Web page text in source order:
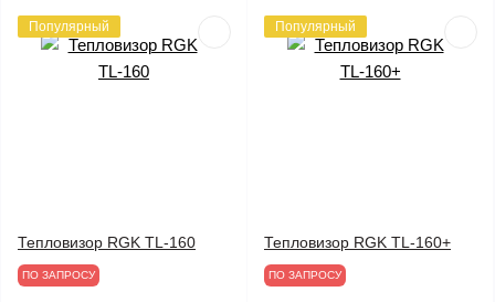
Популярный
Тепловизор RGK TL-160
ПО ЗАПРОСУ
Популярный
Тепловизор RGK TL-160+
ПО ЗАПРОСУ